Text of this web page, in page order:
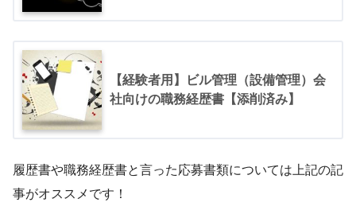
【経験者用】ビル管理（設備管理）会
社向けの職務経歴書【添削済み】
履歴書や職務経歴書と言った応募書類については上記の記
事がオススメです！